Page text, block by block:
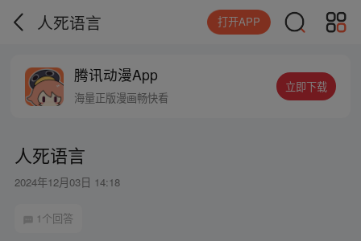
人死语言 打开APP
腾讯动漫App
海量正版漫画畅快看
立即下载
人死语言
2024年12月03日 14:18
1个回答